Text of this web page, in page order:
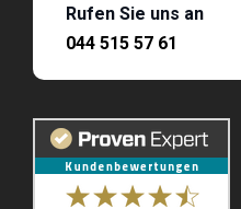
Rufen Sie uns an
044 515 57 61